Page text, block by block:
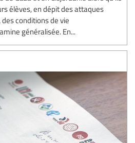
élèves, en dépit des attaques
conditions de vie
généralisée. En...